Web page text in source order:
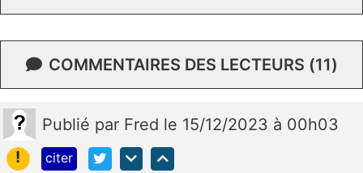
COMMENTAIRES DES LECTEURS (11)
Publié par Fred le 15/12/2023 à 00h03
!
citer